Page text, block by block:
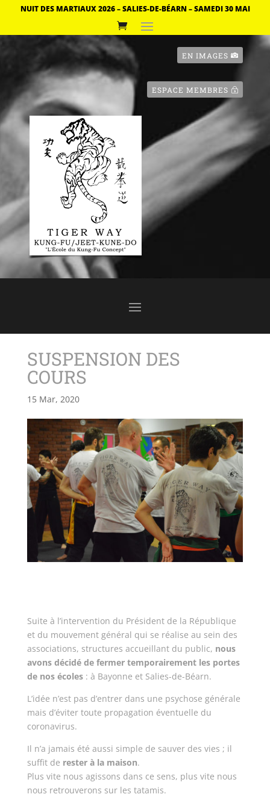
NUIT DES MARTIAUX 2026 – SALIES-DE-BÉARN – SAMEDI 30 MAI
EN IMAGES
ESPACE MEMBRES
SUSPENSION DES
COURS
15 Mar, 2020
Suite à l’intervention du Président de la République
et du mouvement général qui se réalise au sein des
associations, structures accueillant du public, nous
avons décidé de fermer temporairement les portes
de nos écoles: à Bayonne et Salies-de-Béarn.
L’idée n’est pas d’entrer dans une psychose générale
mais d’éviter toute propagation éventuelle du
coronavirus.
Il n’a jamais été aussi simple de sauver des vies ; il
suffit de rester à la maison.
Plus vite nous agissons dans ce sens, plus vite nous
nous retrouverons sur les tatamis.